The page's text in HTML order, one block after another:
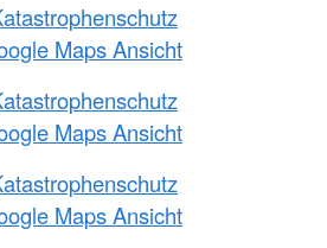
Maps Ansicht
Maps Ansicht
Maps Ansicht